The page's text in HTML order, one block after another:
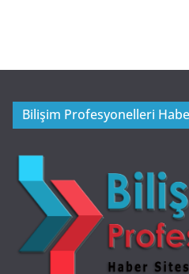
Bilişim Profesyonelleri